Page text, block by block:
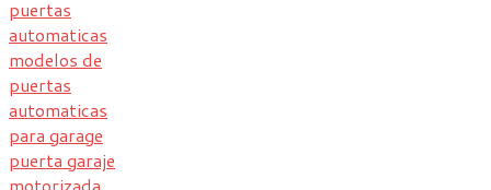
puertas
automaticas
modelos de
puertas
automaticas
para garage
puerta garaje